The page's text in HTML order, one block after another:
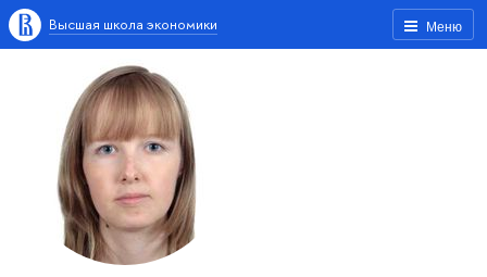
Меню
Высшая школа экономики